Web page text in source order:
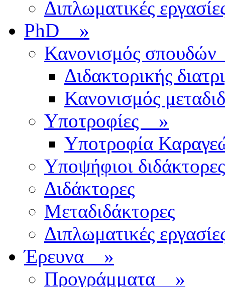
Διπλωματικές
PhD »
Κανονισμός
Διδακτορικής
Κανονισμός
Υποτροφίες »
Υποτροφία
Υποψήφιοι διδάκτορες
Διδάκτορες
Μεταδιδάκτορες
Διπλωματικές
Έρευνα »
Προγράμματα »